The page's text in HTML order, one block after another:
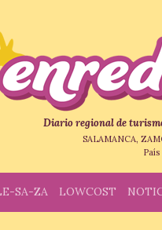
Diario regional de
SALAMANCA,
SA-ZA LOWCOST